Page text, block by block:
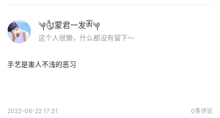
༆༃蒙君一发ༀ༆
这个人很懒，什么都没有留下～
手艺是害人不浅的恶习
2022-06-22 17:31 0条评论